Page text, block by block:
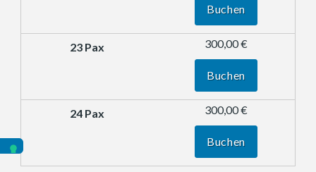
Buchen
300,00 €
Buchen
300,00 €
Buchen